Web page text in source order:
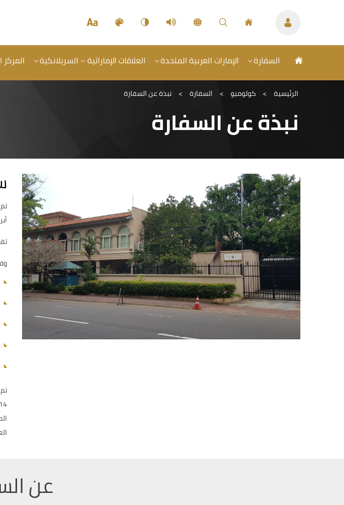
السفارة الإمارات العربية المتحدة العلاقات الإماراتية – السريلانكية المركز
الرئيسية > كولومبو > السفارة > نبذة عن السفارة
نبذة عن السفارة
أبريل 1999. وتم
عن